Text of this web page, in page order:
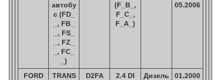
автобу
с (FD_
_, FB_
_, FS_
_, FZ_
_, FC_
_)
(F_B_,
F_C_,
F_A_)
05.2006
FORD
TRANS
D2FA
2.4 DI
Дизель
01.2000